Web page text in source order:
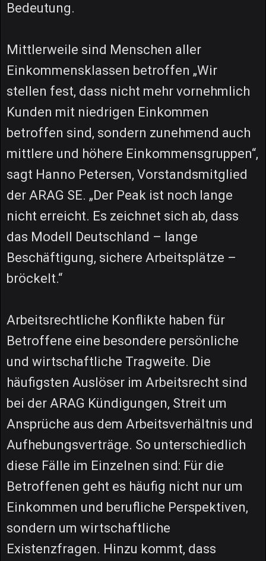
Bedeutung.
Mittlerweile sind Menschen aller
Einkommensklassen betroffen „Wir
stellen fest, dass nicht mehr vornehmlich
Kunden mit niedrigen Einkommen
betroffen sind, sondern zunehmend auch
mittlere und höhere Einkommensgruppen“,
sagt Hanno Petersen, Vorstandsmitglied
der ARAG SE. „Der Peak ist noch lange
nicht erreicht. Es zeichnet sich ab, dass
das Modell Deutschland – lange
Beschäftigung, sichere Arbeitsplätze –
bröckelt.“
Arbeitsrechtliche Konflikte haben für
Betroffene eine besondere persönliche
und wirtschaftliche Tragweite. Die
häufigsten Auslöser im Arbeitsrecht sind
bei der ARAG Kündigungen, Streit um
Ansprüche aus dem Arbeitsverhältnis und
Aufhebungsverträge. So unterschiedlich
diese Fälle im Einzelnen sind: Für die
Betroffenen geht es häufig nicht nur um
Einkommen und berufliche Perspektiven,
sondern um wirtschaftliche
Existenzfragen. Hinzu kommt, dass